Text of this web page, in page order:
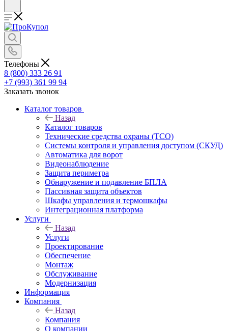
Телефоны
8 (800) 333 26 91
+7 (993) 361 99 94
Заказать звонок
Каталог товаров
Назад
Каталог товаров
Технические средства охраны (ТСО)
Системы контроля и управления доступом (СКУД)
Автоматика для ворот
Видеонаблюдение
Защита периметра
Обнаружение и подавление БПЛА
Пассивная защита объектов
Шкафы управления и термошкафы
Интеграционная платформа
Услуги
Назад
Услуги
Проектирование
Обеспечение
Монтаж
Обслуживание
Модернизация
Информация
Компания
Назад
Компания
О компании